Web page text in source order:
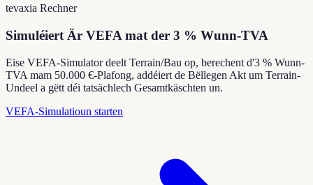
tevaxia Rechner
Simuléiert Är VEFA mat der 3 % Wunn-TVA
Eise VEFA-Simulator deelt Terrain/Bau op, berechent d'3 % Wunn-
TVA mam 50.000 €-Plafong, addéiert de Bëllegen Akt um Terrain-
Undeel a gëtt déi tatsächlech Gesamtkäschten un.
VEFA-Simulatioun starten